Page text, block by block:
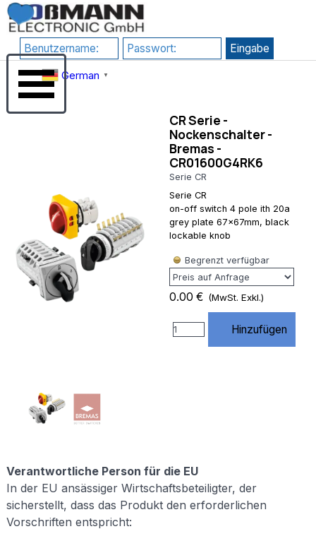
Direkt zum Seiteninhalt
German ▼
Menü überspringen
google-
site-
verification=JHZosFIuJxTsgD2P4_DmdLT4_H8uIH1F1qLf7l-
Su3s
RewriteEngine
On # 1) HTTPS
erzwingen
RewriteCond
%{HTTPS}
!=on
RewriteRule
Domain)
RewriteCond
{HTTP_HOST}
^rossmann-
onlineshop\.de$
[NC]
RewriteRule
RewriteCond
%
{THE_REQUEST}
https://www.rossmann-
onlineshop.de/
[R=301,L] # 4)
Standard URLs
von Website
CR Serie -
Nockenschalter -
Bremas -
CR01600G4RK6
Serie CR
Serie CR
on-off switch 4 pole ith 20a
grey plate 67x67mm, black
lockable knob
Begrenzt verfügbar
0.00 € (MwSt. Exkl.)
Hinzufügen
Verantwortliche Person für die EU
In der EU ansässiger Wirtschaftsbeteiligter, der
sicherstellt, dass das Produkt den erforderlichen
Vorschriften entspricht: